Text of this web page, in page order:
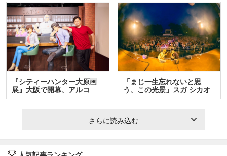
『シティーハンター大原画
展』大阪で開幕、アルコ
＆…
「まじ一生忘れないと思
う、この光景」スガ シカオ
と…
さらに読み込む